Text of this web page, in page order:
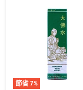
節省 7%